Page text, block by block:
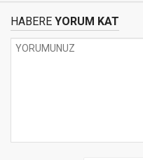
HABERE YORUM KAT